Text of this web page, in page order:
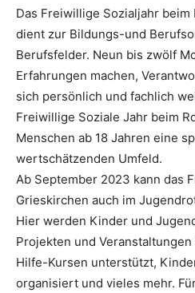
Das Freiwillige Sozialjahr beim
dient zur Bildungs-und
Berufsfelder. Neun bis zwölf
Erfahrungen machen,
sich persönlich und fachlich
Freiwillige Soziale Jahr beim
Menschen ab 18 Jahren eine
wertschätzenden Umfeld.
Ab September 2023 kann das
Grieskirchen auch im
Hier werden Kinder und
Projekten und
Hilfe-Kursen unterstützt,
organisiert und vieles mehr.